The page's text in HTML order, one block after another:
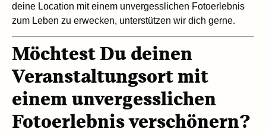
deine Location mit einem unvergesslichen Fotoerlebnis
zum Leben zu erwecken, unterstützen wir dich gerne.
Möchtest Du deinen
Veranstaltungsort mit
einem unvergesslichen
Fotoerlebnis verschönern?